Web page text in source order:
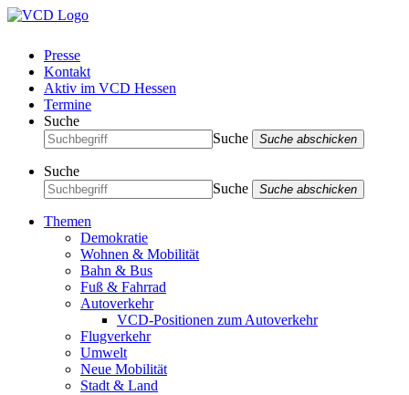
Presse
Kontakt
Aktiv im VCD Hessen
Termine
Suche
Suche
Suche abschicken
Suche
Suche
Suche abschicken
Themen
Demokratie
Wohnen & Mobilität
Bahn & Bus
Fuß & Fahrrad
Autoverkehr
VCD-Positionen zum Autoverkehr
Flugverkehr
Umwelt
Neue Mobilität
Stadt & Land